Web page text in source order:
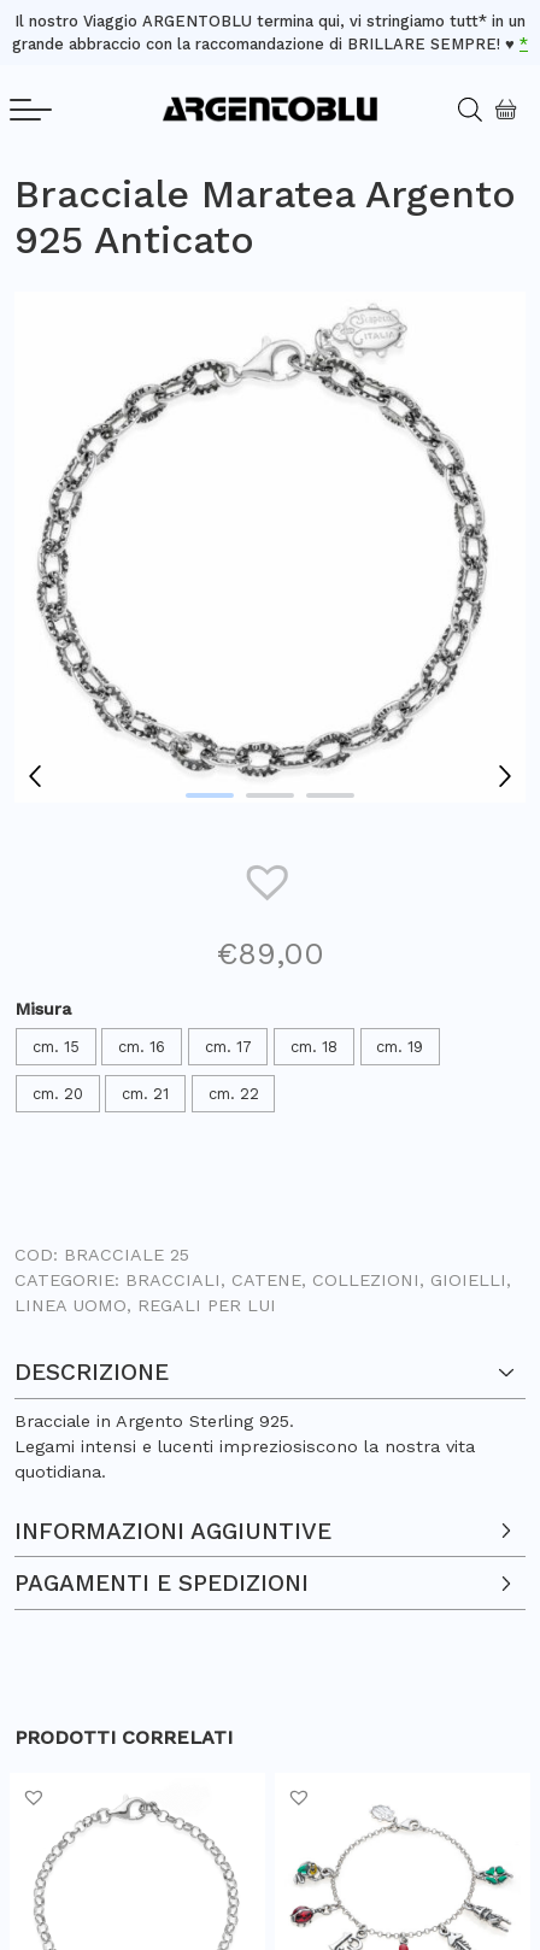
Il nostro Viaggio ARGENTOBLU termina qui, vi stringiamo tutt* in un
grande abbraccio con la raccomandazione di BRILLARE SEMPRE! ♥️ *
Bracciale Maratea Argento
925 Anticato
€89,00
Misura
cm. 15 cm. 16 cm. 17 cm. 18 cm. 19
cm. 20 cm. 21 cm. 22
COD: BRACCIALE 25
CATEGORIE: BRACCIALI, CATENE, COLLEZIONI, GIOIELLI,
LINEA UOMO, REGALI PER LUI
DESCRIZIONE
Bracciale in Argento Sterling 925.
Legami intensi e lucenti impreziosiscono la nostra vita
quotidiana.
INFORMAZIONI AGGIUNTIVE
PAGAMENTI E SPEDIZIONI
PRODOTTI CORRELATI